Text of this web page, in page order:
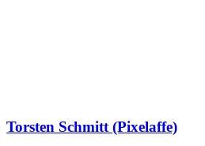
Torsten Schmitt (Pixelaffe)